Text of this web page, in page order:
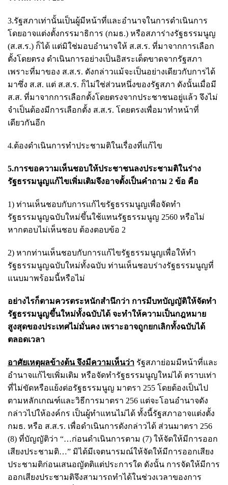
3.รัฐสภาเท่านั้นเป็นผู้มีหน้าที่และอำนาจในการดำเนินการ
โดยอาจแต่งตั้งกรรมาธิการ (กมธ.) หรือสภาร่างรัฐธรรมนูญ
(ส.ส.ร.) ก็ได้ แต่มิใช่มอบอำนาจให้ ส.ส.ร. ที่มาจากการเลือก
ตั้งโดยตรง ดำเนินการอย่างเป็นอิสระเด็ดขาดจากรัฐสภา
เพราะที่มาของ ส.ส.ร. ดังกล่าวแม้จะเป็นอย่างเดียวกับการได้
มาซึ่ง ส.ส. แต่ ส.ส.ร. ก็ไม่ใช่ส่วนหนึ่งของรัฐสภา ดังนั้นเมื่อมี
ส.ส. ที่มาจากการเลือกตั้งโดยตรงจากประชาชนอยู่แล้ว จึงไม่
จำเป็นต้องมีการเลือกตั้ง ส.ส.ร. โดยตรงเพื่อมาทำหน้าที่
เดียวกันอีก
4.ต้องดำเนินการทำประชามติในเรื่องที่แก้ไข
5.การขอความเห็นชอบให้ประชาชนลงประชามติในร่าง
รัฐธรรมนูญแก้ไขเพิ่มเติมจึงอาจตั้งเป็นคำถาม 2 ข้อ คือ
1) ท่านเห็นชอบกับการแก้ไขรัฐธรรมนูญเพื่อจัดทำ
รัฐธรรมนูญฉบับใหม่ขึ้นใช้แทนรัฐธรรมนูญ 2560 หรือไม่
หากตอบไม่เห็นชอบ ต้องตอบข้อ 2
2) หากท่านเห็นชอบกับการแก้ไขรัฐธรรมนูญเพื่อให้ทำ
รัฐธรรมนูญฉบับใหม่ทั้งฉบับ ท่านเห็นชอบร่างรัฐธรรมนูญที่
แนบมาพร้อมนี้หรือไม่
อย่างไรก็ตามควรตระหนักสำนึกว่า การมีบทบัญญัติให้จัดทำ
รัฐธรรมนูญขึ้นใหม่ทั้งฉบับได้ จะทำให้ความเป็นกฎหมาย
สูงสุดของประเทศไม่มั่นคง เพราะอาจถูกยกเลิกทั้งฉบับได้
ตลอดเวลา
อาศัยเหตุผลข้างต้น จึงมีความเห็นว่า รัฐสภาย่อมมีหน้าที่และ
อำนาจแก้ไขเพิ่มเติม หรือจัดทำรัฐธรรมนูญใหม่ได้ ตราบเท่า
ที่ไม่ขัดหรือแย้งต่อรัฐธรรมนูญ มาตรา 255 โดยต้องเป็นไป
ตามหลักเกณฑ์และวิธีการมาตรา 256 แต่จะโอนอำนาจดัง
กล่าวไปให้องค์กร เป็นผู้ทำแทนไม่ได้ ทั้งนี้รัฐสภาอาจแต่งตั้ง
กมธ. หรือ ส.ส.ร. เพื่อดำเนินการดังกล่าวได้ ส่วนมาตรา 256
(8) ที่บัญญัติว่า “…ก่อนดำเนินการตาม (7) ให้จัดให้มีการออก
เสียงประชามติ…” มิได้มีเจตนารมณ์ให้จัดให้มีการออกเสียง
ประชามติก่อนเสนอญัตติแต่ประการใด ดังนั้น การจัดให้มีการ
ออกเสียงประชามติจึงสามารถทำได้ในช่วงเวลาของการ